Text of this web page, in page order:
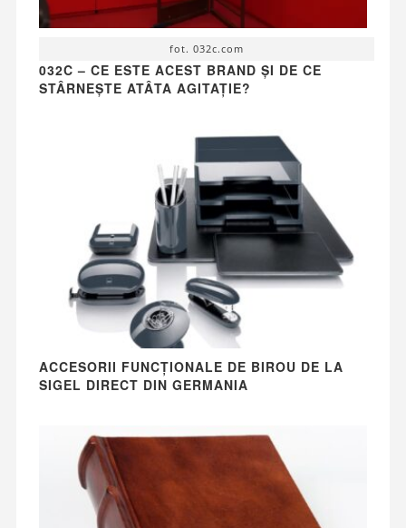
fot. 032c.com
032C – CE ESTE ACEST BRAND ȘI DE CE
STÂRNEȘTE ATÂTA AGITAȚIE?
ACCESORII FUNCȚIONALE DE BIROU DE LA
SIGEL DIRECT DIN GERMANIA